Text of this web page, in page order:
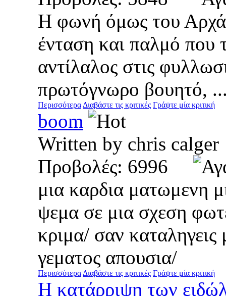
Η φωνή όμως του
ένταση και παλμό που
αντίλαλος στις
πρωτόγνωρο βουητό,
ΠερισσότεραΔιαβάστε τις κριτικές Γράψτε μία κριτική
boom
Written by chris
Προβολές: 6996
μια καρδια ματωμενη
ψεμα σε μια σχεση
κριμα/ σαν καταληγεις
γεματος απουσια/
ΠερισσότεραΔιαβάστε τις κριτικές Γράψτε μία κριτική
H κατάρριψη των